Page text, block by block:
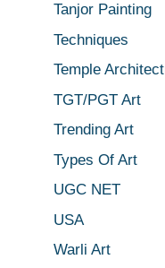
Tanjor Painting
Techniques
Temple
TGT/PGT Art
Trending Art
Types Of Art
UGC NET
USA
Warli Art